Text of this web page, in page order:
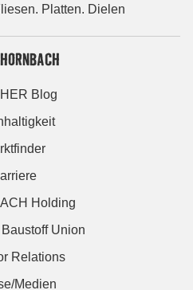
Platten. Dielen
Blog
Holding
Union
Relations
Medien